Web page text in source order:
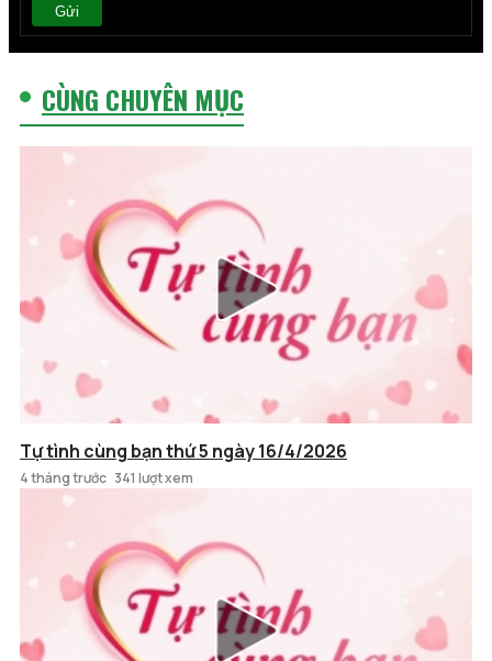
Gửi
CÙNG CHUYÊN MỤC
Tự tình cùng bạn thứ 5 ngày 16/4/2026
4 tháng trước 341 lượt xem